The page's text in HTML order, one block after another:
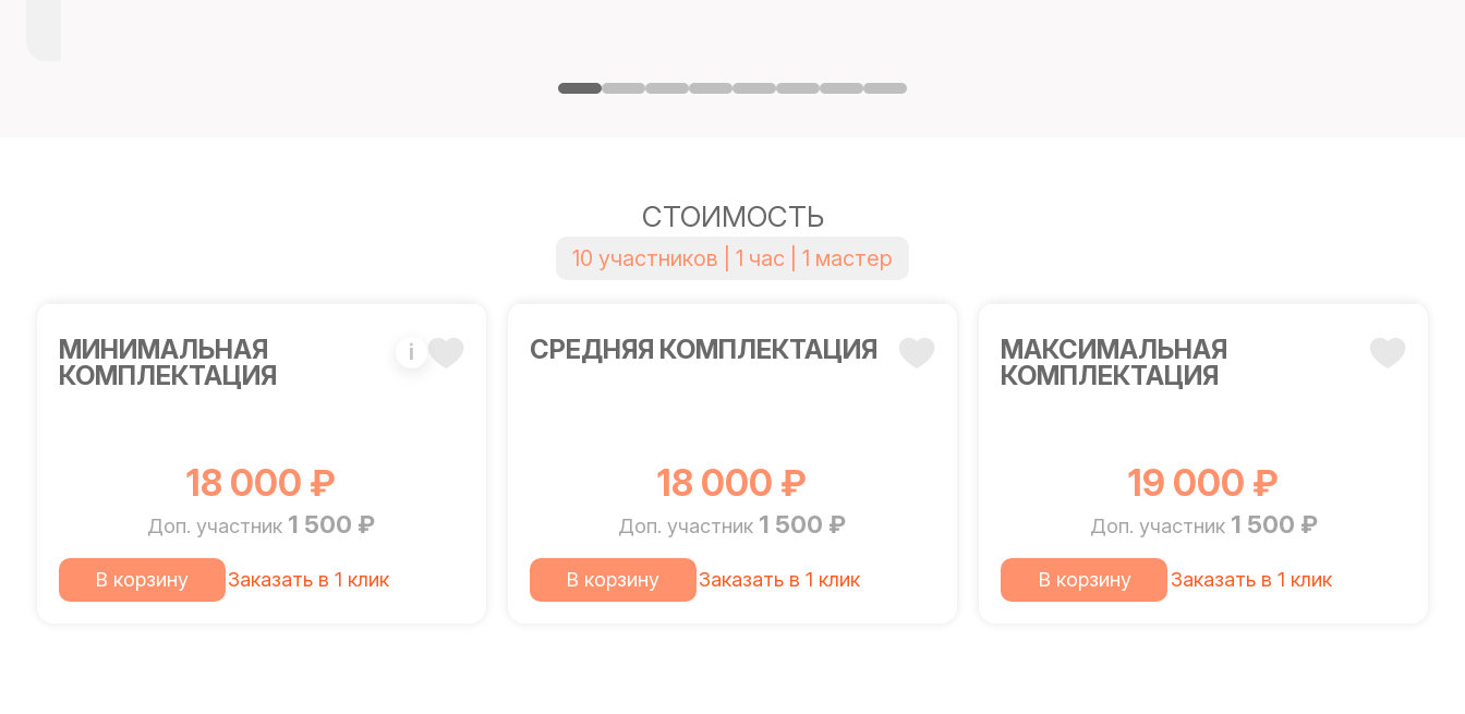
СТОИМОСТЬ
10 участников | 1 час | 1 мастер
МИНИМАЛЬНАЯ
КОМПЛЕКТАЦИЯ
i
18 000 ₽
Доп. участник 1 500 ₽
В корзину Заказать в 1 клик
СРЕДНЯЯ КОМПЛЕКТАЦИЯ
18 000 ₽
Доп. участник 1 500 ₽
В корзину Заказать в 1 клик
МАКСИМАЛЬНАЯ
КОМПЛЕКТАЦИЯ
19 000 ₽
Доп. участник 1 500 ₽
В корзину Заказать в 1 клик